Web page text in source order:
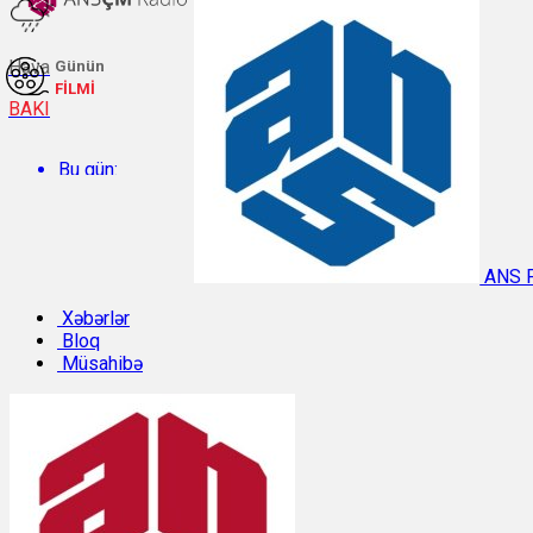
Hava
BAKI
Bu gün:
Temperatur: 27.4°C. Rütubət: 63%.
Sabah:
Günün
FİLMİ
ANS
Xəbərlər
Bloq
Müsahibə